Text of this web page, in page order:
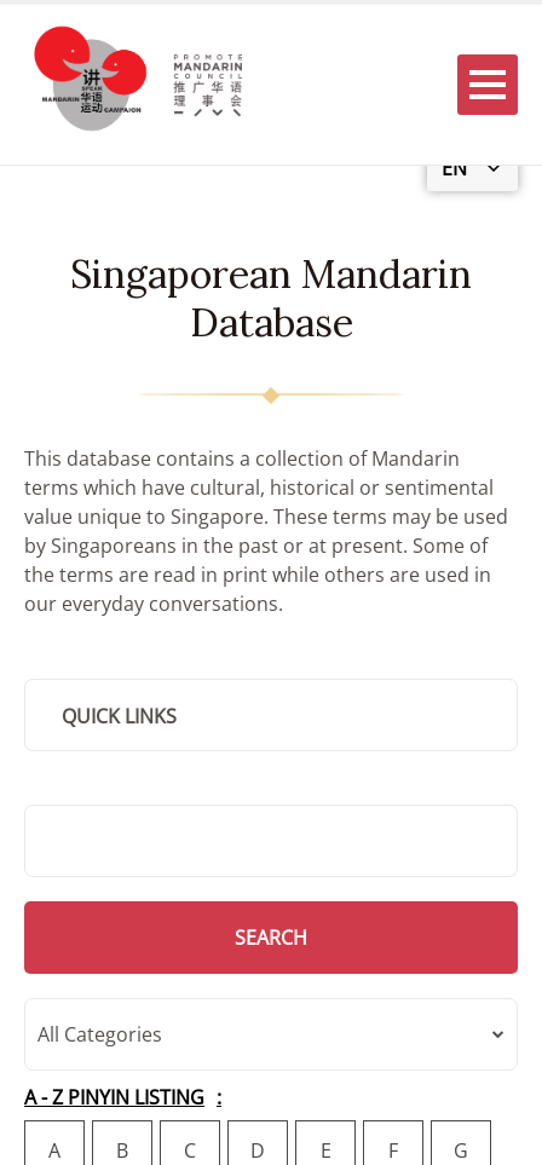
EN
Menu
Singaporean Mandarin
Database
This database contains a collection of Mandarin
terms which have cultural, historical or sentimental
value unique to Singapore. These terms may be used
by Singaporeans in the past or at present. Some of
the terms are read in print while others are used in
our everyday conversations.
QUICK LINKS
SEARCH
All Categories
A - Z PINYIN LISTING
A
B C D E F G